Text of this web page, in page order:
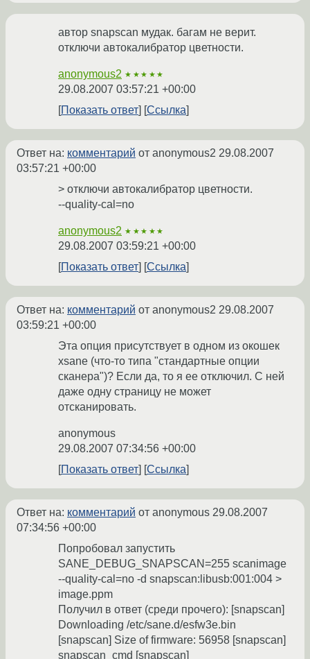
автор snapscan мудак. багам не верит.
отключи автокалибратор цветности.
anonymous2 ★★★★★
29.08.2007 03:57:21 +00:00
Показать ответ
Ссылка
Ответ на: комментарий от anonymous2 29.08.2007
03:57:21 +00:00
> отключи автокалибратор цветности.
--quality-cal=no
anonymous2 ★★★★★
29.08.2007 03:59:21 +00:00
Показать ответ
Ссылка
Ответ на: комментарий от anonymous2 29.08.2007
03:59:21 +00:00
Эта опция присутствует в одном из окошек
xsane (что-то типа "стандартные опции
сканера")? Если да, то я ее отключил. С ней
даже одну страницу не может
отсканировать.
anonymous
29.08.2007 07:34:56 +00:00
Показать ответ
Ссылка
Ответ на: комментарий от anonymous 29.08.2007
07:34:56 +00:00
Попробовал запустить
SANE_DEBUG_SNAPSCAN=255 scanimage
--quality-cal=no -d snapscan:libusb:001:004 >
image.ppm
Получил в ответ (среди прочего): [snapscan]
Downloading /etc/sane.d/esfw3e.bin
[snapscan] Size of firmware: 56958 [snapscan]
snapscan_cmd [snapscan]